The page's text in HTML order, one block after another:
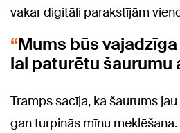
vakar digitāli parakstījām
Mums būs
lai paturētu šaurumu
Tramps sacīja, ka šaurums
gan turpinās mīnu